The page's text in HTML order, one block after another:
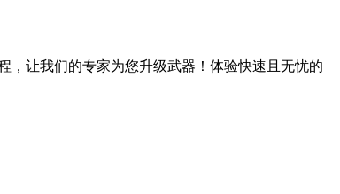
，让我们的专家为您升级武器！体验快速且无忧的